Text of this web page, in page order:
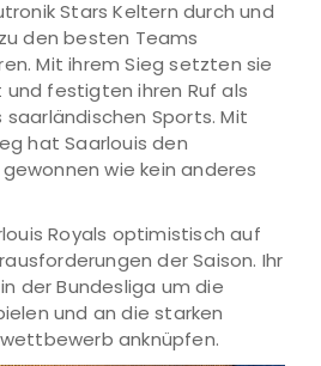
Stars Keltern durch und
den besten Teams
Mit ihrem Sieg setzten sie
und festigten ihren Ruf als
Sports. Mit
hat Saarlouis den
wie kein anderes
Royals optimistisch auf
der Saison. Ihr
der Bundesliga um die
und an die starken
anknüpfen.